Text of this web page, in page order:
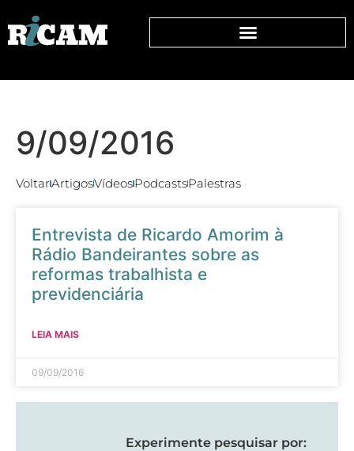
9/09/2016
VoltarArtigosVídeosPodcastsPalestras
Entrevista de Ricardo Amorim à
Rádio Bandeirantes sobre as
reformas trabalhista e
previdenciária
LEIA MAIS
09/09/2016
Experimente pesquisar por: